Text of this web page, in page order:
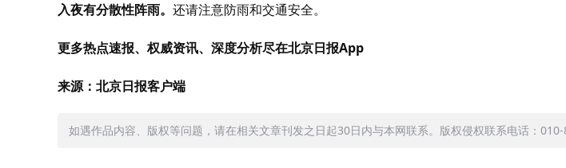
入夜有分散性阵雨。 还请注意防雨和交通安全。
更多热点速报、权威资讯、深度分析尽在北京日报App
来源：北京日报客户端
如遇作品内容、版权等问题，请在相关文章刊发之日起30日内与本网联系。版权侵权联系电话：